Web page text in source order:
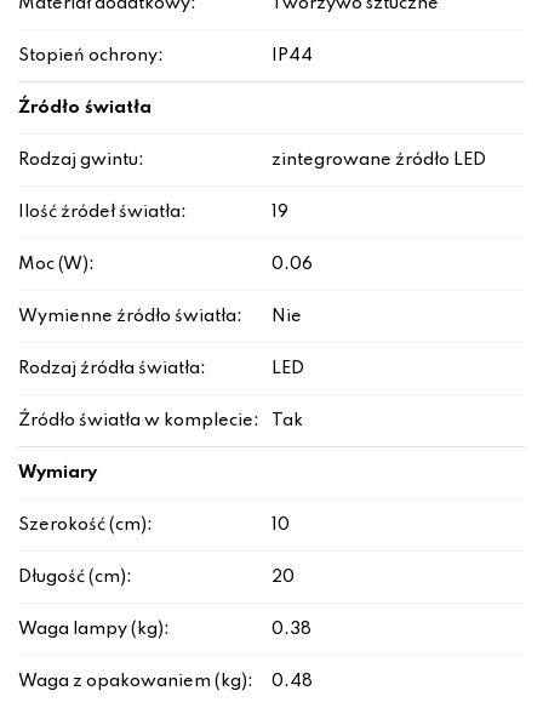
Materiał dodatkowy: Tworzywo sztuczne
Stopień ochrony: IP44
Źródło światła
Rodzaj gwintu: zintegrowane źródło LED
Ilość źródeł światła: 19
Moc (W): 0.06
Wymienne źródło światła: Nie
Rodzaj źródła światła: LED
Źródło światła w komplecie: Tak
Wymiary
Szerokość (cm): 10
Długość (cm): 20
Waga lampy (kg): 0.38
Waga z opakowaniem (kg): 0.48